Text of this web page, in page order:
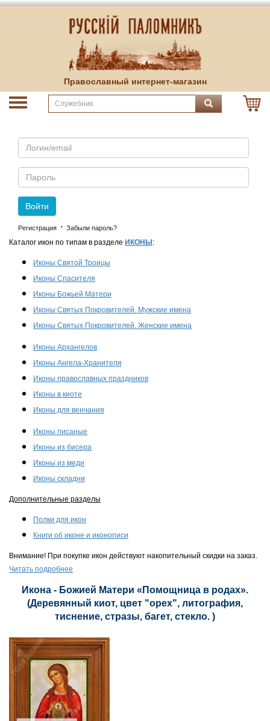
Православный интернет-магазин
Email
Пароль
Войти
Регистрация · Забыли пароль?
Каталог икон по типам в разделе ИКОНЫ :
Иконы Святой Троицы
Иконы Спасителя
Иконы Божьей Матери
Иконы Святых Покровителей. Мужские имена
Иконы Святых Покровителей. Женские имена
Иконы Архангелов
Иконы Ангела-Хранителя
Иконы православных праздников
Иконы в киоте
Иконы для венчания
Иконы писаные
Иконы из бисера
Иконы из меди
Иконы складни
Дополнительные разделы
Полки для икон
Книги об иконе и иконописи
Внимание! При покупке икон действуют накопительный скидки на заказ.
Читать подробнее
Икона - Божией Матери «Помощница в родах».
(Деревянный киот, цвет "орех", литография,
тиснение, стразы, багет, стекло. )